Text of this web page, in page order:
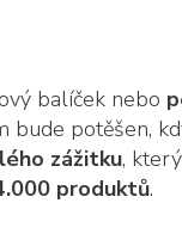
balíček nebo
bude potěšen,
zážitku,
produktů.